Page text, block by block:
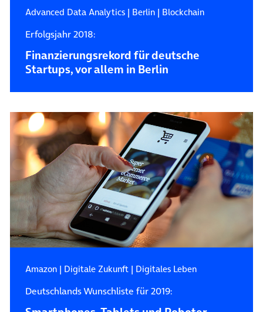
Advanced Data Analytics| Berlin| Blockchain
Erfolgsjahr 2018:
Finanzierungsrekord für deutsche
Startups, vor allem in Berlin
Amazon| Digitale Zukunft| Digitales Leben
Deutschlands Wunschliste für 2019: